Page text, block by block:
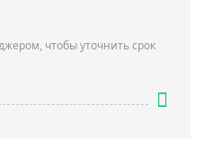
чтобы уточнить срок